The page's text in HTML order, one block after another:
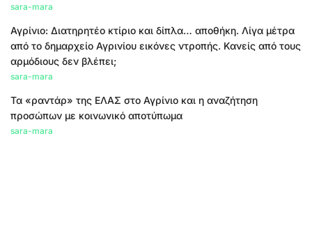
sara-mara
Αγρίνιο: Διατηρητέο κτίριο και δίπλα… αποθήκη. Λίγα μέτρα
από το δημαρχείο Αγρινίου εικόνες ντροπής. Κανείς από τους
αρμόδιους δεν βλέπει;
sara-mara
Τα «ραντάρ» της ΕΛΑΣ στο Αγρίνιο και η αναζήτηση
προσώπων με κοινωνικό αποτύπωμα
sara-mara